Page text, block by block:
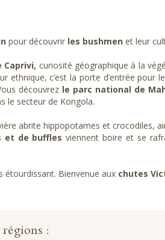
pour découvrir les bushmen et leur
Caprivi, curiosité géographique à la
c’est la porte d’entrée pour
découvrez le parc national de
le secteur de Kongola.
abrite hippopotames et crocodiles,
et de buffles viennent boire et se
étourdissant. Bienvenue aux chutes
régions :